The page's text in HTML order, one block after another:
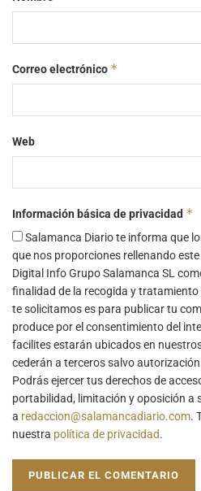
Correo electrónico *
Web
Información básica de privacidad *
Salamanca Diario te informa que
que nos proporciones rellenando
Digital Info Grupo Salamanca SL
finalidad de la recogida y
te solicitamos es para publicar tu
produce por el consentimiento del
facilites estarán ubicados en
cederán a terceros salvo
Podrás ejercer tus derechos de
portabilidad, limitación y oposición a
a redaccion@salamancadiario.com.
nuestra política de privacidad.